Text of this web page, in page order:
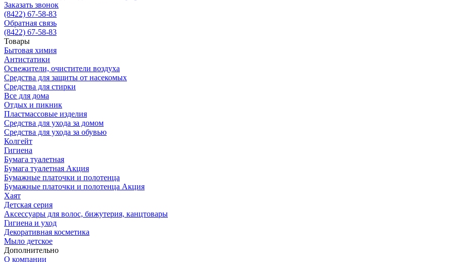
Заказать звонок
(8422) 67-58-83
Обратная связь
(8422) 67-58-83
Товары
Бытовая химия
Антистатики
Освежители, очистители воздуха
Средства для защиты от насекомых
Средства для стирки
Все для дома
Отдых и пикник
Пластмассовые изделия
Средства для ухода за домом
Средства для ухода за обувью
Колгейт
Гигиена
Бумага туалетная
Бумага туалетная Акция
Бумажные платочки и полотенца
Бумажные платочки и полотенца Акция
Хаят
Детская серия
Аксессуары для волос, бижутерия, канцтовары
Гигиена и уход
Декоративная косметика
Мыло детское
Дополнительно
О компании